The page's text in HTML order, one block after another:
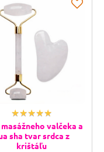
masážneho valčeka a
sha tvar srdca z
krištáľu